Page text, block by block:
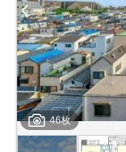
46枚